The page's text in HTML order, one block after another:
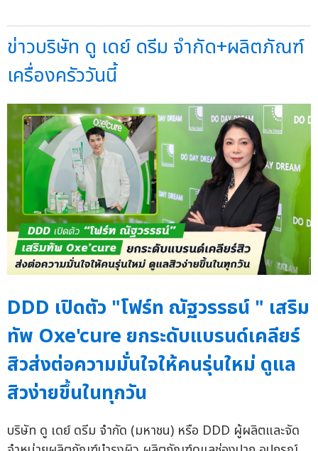
ข่าวบริษัท ดู เดย์ ดรีม จำกัด+ผลิตภัณฑ์
เครื่องครัววันนี้
DDD เปิดตัว "โฟร์ท ณัฐวรรธน์ " เสริม
ทัพ Oxe'cure ยกระดับแบรนด์เคลียร์
สิวส่งต่อความมั่นใจให้คนรุ่นใหม่ ดูแล
สิวง่ายขึ้นในทุกวัน
บริษัท ดู เดย์ ดรีม จำกัด (มหาชน) หรือ DDD ผู้ผลิตและจัด